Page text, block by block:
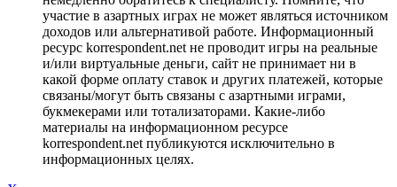
участие в азартных играх не может являться источником
доходов или альтернативой работе. Информационный
ресурс korrespondent.net не проводит игры на реальные
и/или виртуальные деньги, сайт не принимает ни в
какой форме оплату ставок и других платежей, которые
связаны/могут быть связаны с азартными играми,
букмекерами или тотализаторами. Какие-либо
материалы на информационном ресурсе
korrespondent.net публикуются исключительно в
информационных целях.